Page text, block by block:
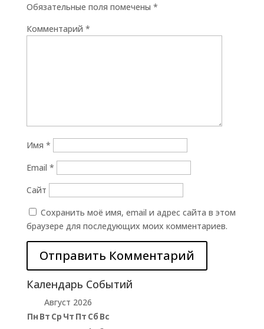
Обязательные поля помечены *
Комментарий *
Имя *
Email *
Сайт
Сохранить моё имя, email и адрес сайта в этом
браузере для последующих моих комментариев.
Календарь Событий
Август 2026
Пн Вт Ср Чт Пт Сб Вс